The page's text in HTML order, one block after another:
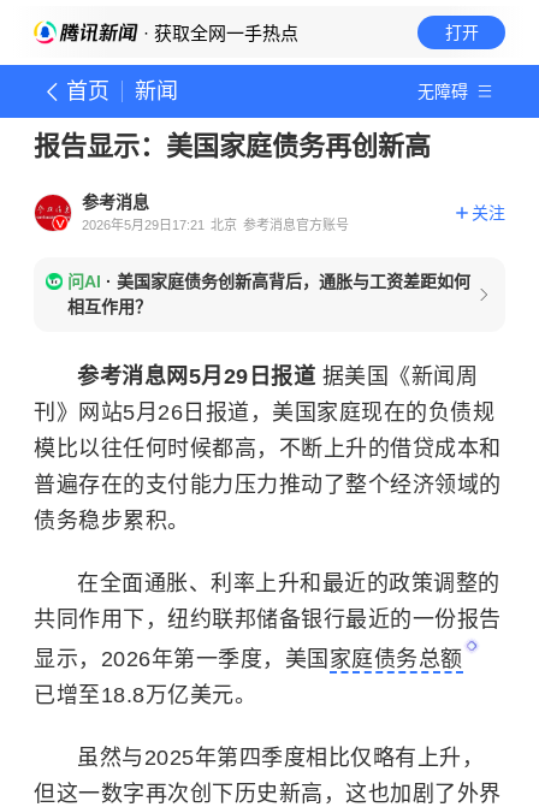
· 获取全网一手热点 打开
首页 新闻 无障碍
报告显示：美国家庭债务再创新高
参考消息
2026年5月29日17:21 北京 参考消息官方账号
关注
问AI · 美国家庭债务创新高背后，通胀与工资差距如何
相互作用？
参考消息网5月29日报道 据美国《新闻周
刊》网站5月26日报道，美国家庭现在的负债规
模比以往任何时候都高，不断上升的借贷成本和
普遍存在的支付能力压力推动了整个经济领域的
债务稳步累积。
在全面通胀、利率上升和最近的政策调整的
共同作用下，纽约联邦储备银行最近的一份报告
显示，2026年第一季度，美国 家庭债务总额
已增至18.8万亿美元。
虽然与2025年第四季度相比仅略有上升，
但这一数字再次创下历史新高，这也加剧了外界